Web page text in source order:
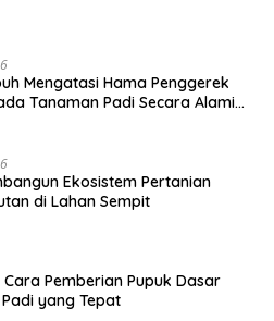
Mengatasi Hama Penggerek
Tanaman Padi Secara Alami
Ekosistem Pertanian
di Lahan Sempit
Pemberian Pupuk Dasar
yang Tepat